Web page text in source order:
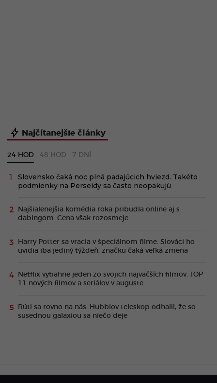
Najčítanejšie články
24 HOD 48 HOD 7 DNÍ
Slovensko čaká noc plná padajúcich hviezd. Takéto
podmienky na Perseidy sa často neopakujú
Najšialenejšia komédia roka pribudla online aj s
dabingom. Cena však rozosmeje
Harry Potter sa vracia v špeciálnom filme. Slováci ho
uvidia iba jediný týždeň, značku čaká veľká zmena
Netflix vytiahne jeden zo svojich najväčších filmov. TOP
11 nových filmov a seriálov v auguste
Rúti sa rovno na nás. Hubblov teleskop odhalil, že so
susednou galaxiou sa niečo deje